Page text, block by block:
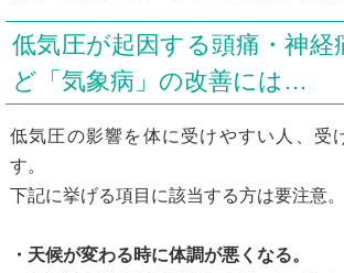
低気圧が起因する頭痛・神
ど「気象病」の改善には…
低気圧の影響を体に受けやすい人、受
す。
下記に挙げる項目に該当する方は要注意。
・天候が変わる時に体調が悪くなる。